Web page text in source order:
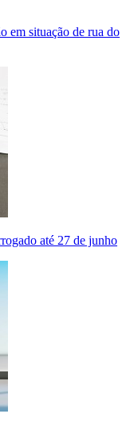
em situação de rua do
até 27 de junho